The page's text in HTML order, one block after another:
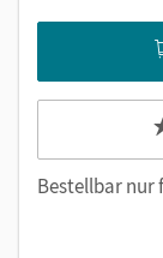
Bestellbar nur